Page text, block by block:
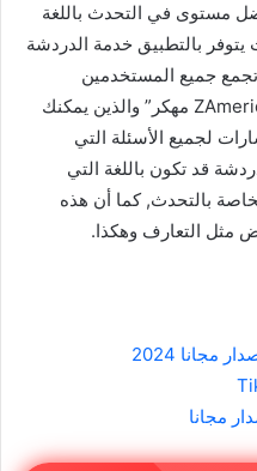
مستوى في التحدث باللغة
بالتطبيق خدمة الدردشة
جميع المستخدمين
الموجودين في “برنامج ZAmericanEnglish مهكر” والذين يمكنك
لجميع الأسئلة التي
قد تكون باللغة التي
بالتحدث, كما أن هذه
مثل التعارف وهكذا.